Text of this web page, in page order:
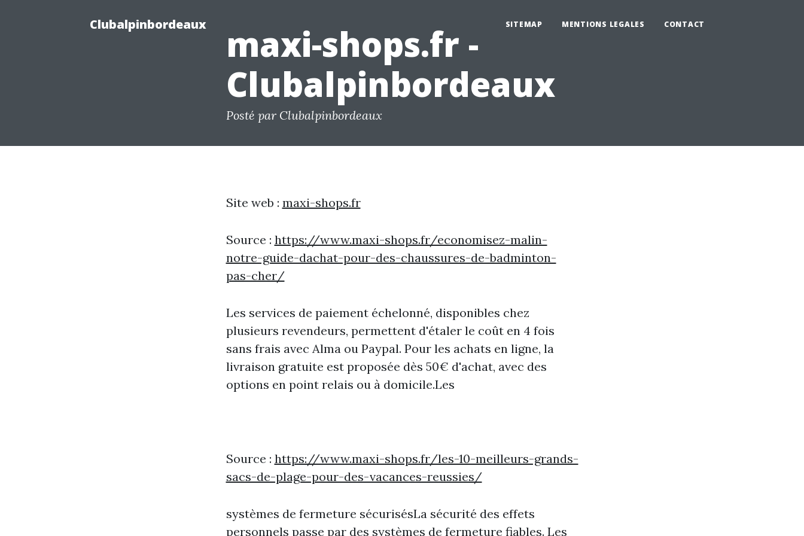
Clubalpinbordeaux SITEMAP MENTIONS LEGALES CONTACT
maxi-shops.fr -
Clubalpinbordeaux
Posté par Clubalpinbordeaux
Site web : maxi-shops.fr
Source : https://www.maxi-shops.fr/economisez-malin-
notre-guide-dachat-pour-des-chaussures-de-badminton-
pas-cher/
Les services de paiement échelonné, disponibles chez
plusieurs revendeurs, permettent d'étaler le coût en 4 fois
sans frais avec Alma ou Paypal. Pour les achats en ligne, la
livraison gratuite est proposée dès 50€ d'achat, avec des
options en point relais ou à domicile.Les
Source : https://www.maxi-shops.fr/les-10-meilleurs-grands-
sacs-de-plage-pour-des-vacances-reussies/
systèmes de fermeture sécurisésLa sécurité des effets
personnels passe par des systèmes de fermeture fiables. Les